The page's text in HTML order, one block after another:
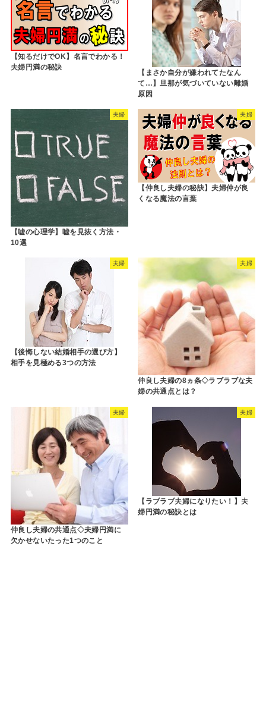
【知るだけでOK】名言でわかる！
夫婦円満の秘訣
【まさか自分が嫌われてたなん
て…】旦那が気づいていない離婚
原因
夫婦
【嘘の心理学】嘘を見抜く方法・
10選
夫婦
【仲良し夫婦の秘訣】夫婦仲が良
くなる魔法の言葉
夫婦
【後悔しない結婚相手の選び方】
相手を見極める3つの方法
夫婦
仲良し夫婦の8ヵ条◇ラブラブな夫
婦の共通点とは？
夫婦
仲良し夫婦の共通点◇夫婦円満に
欠かせないたった1つのこと
夫婦
【ラブラブ夫婦になりたい！】夫
婦円満の秘訣とは